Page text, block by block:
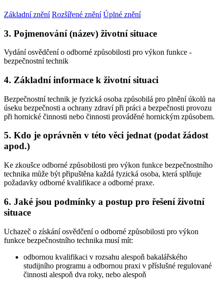
Základní znění Rozšířené znění Úplné znění
3. Pojmenování (název) životní situace
Vydání osvědčení o odborné způsobilosti pro výkon funkce -
bezpečnostní technik
4. Základní informace k životní situaci
Bezpečnostní technik je fyzická osoba způsobilá pro plnění úkolů na
úseku bezpečnosti a ochrany zdraví při práci a bezpečnosti provozu
při hornické činnosti nebo činnosti prováděné hornickým způsobem.
5. Kdo je oprávněn v této věci jednat (podat žádost
apod.)
Ke zkoušce odborné způsobilosti pro výkon funkce bezpečnostního
technika může být připuštěna každá fyzická osoba, která splňuje
požadavky odborné kvalifikace a odborné praxe.
6. Jaké jsou podmínky a postup pro řešení životní
situace
Uchazeč o získání osvědčení o odborné způsobilosti pro výkon
funkce bezpečnostního technika musí mít:
odbornou kvalifikaci v rozsahu alespoň bakalářského
studijního programu a odbornou praxi v příslušné regulované
činnosti alespoň dva roky, nebo alespoň